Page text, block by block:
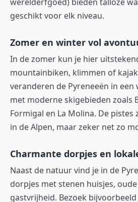
geschikt voor elk niveau.
Zomer en winter vol
In de zomer kun je hier
mountainbiken, klimmen of
veranderen de Pyreneeën in
met moderne skigebieden zoals
Formigal en La Molina. De pistes
in de Alpen, maar zeker net zo
Charmante dorpjes en
Naast de natuur vind je in de
dorpjes met stenen huisjes,
gastvrijheid. Bezoek bijvoorbeeld